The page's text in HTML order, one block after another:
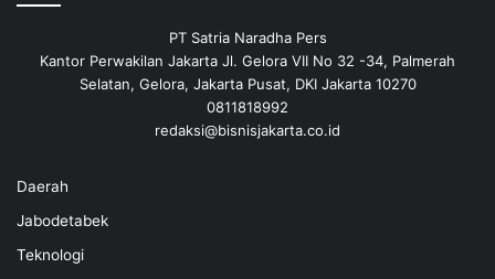
PT Satria Naradha Pers
Kantor Perwakilan Jakarta Jl. Gelora VII No 32 -34, Palmerah
Selatan, Gelora, Jakarta Pusat, DKI Jakarta 10270
0811818992
redaksi@bisnisjakarta.co.id
Daerah
Jabodetabek
Teknologi